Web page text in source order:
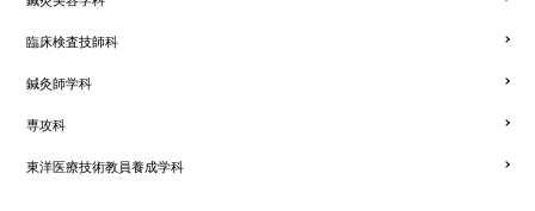
臨床検査技師科
鍼灸師学科
専攻科
東洋医療技術教員養成学科